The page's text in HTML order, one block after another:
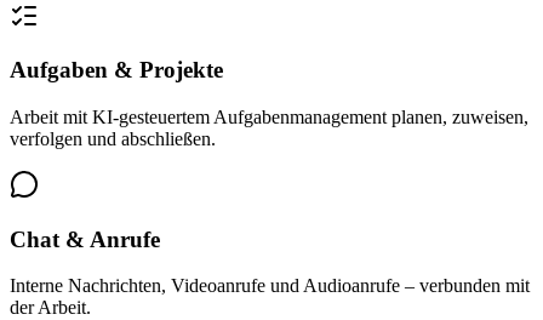
Aufgaben & Projekte
Arbeit mit KI-gesteuertem Aufgabenmanagement planen, zuweisen,
verfolgen und abschließen.
Chat & Anrufe
Interne Nachrichten, Videoanrufe und Audioanrufe – verbunden mit
der Arbeit.